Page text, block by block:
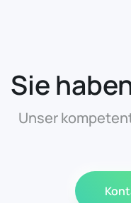
Sie
Unser